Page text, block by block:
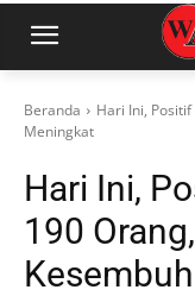
Beranda
Hari Ini,
Meningkat
Hari Ini,
190